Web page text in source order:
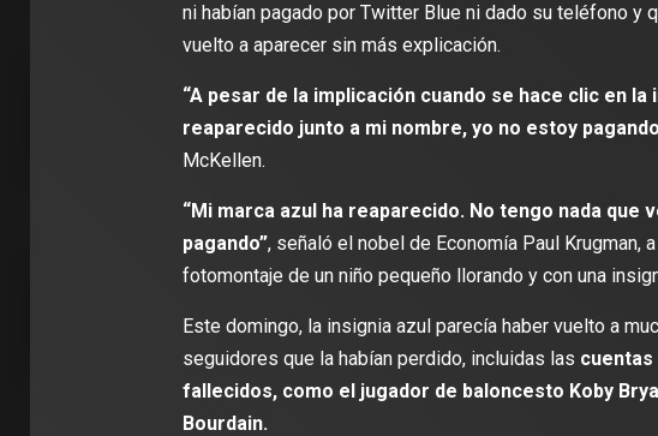
ni habían pagado por Twitter Blue ni dado su teléfono y
vuelto a aparecer sin más explicación.
“A pesar de la implicación cuando se hace clic en
reaparecido junto a mi nombre, yo no estoy
McKellen.
“Mi marca azul ha reaparecido. No tengo nada
pagando”, señaló el nobel de Economía Paul Krugman,
fotomontaje de un niño pequeño llorando y con una
Este domingo, la insignia azul parecía haber vuelto a
seguidores que la habían perdido, incluidas las
fallecidos, como el jugador de baloncesto Koby
Bourdain.
DEPORTES
León: ‘Vengo a
con la ilusión de